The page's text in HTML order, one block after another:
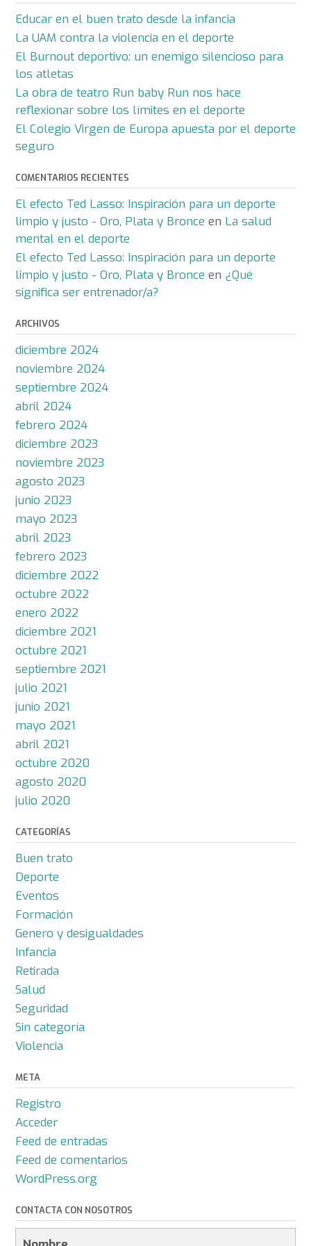
Educar en el buen trato desde la infancia
La UAM contra la violencia en el deporte
El Burnout deportivo: un enemigo silencioso para
los atletas
La obra de teatro Run baby Run nos hace
reflexionar sobre los límites en el deporte
El Colegio Virgen de Europa apuesta por el deporte
seguro
COMENTARIOS RECIENTES
El efecto Ted Lasso: Inspiración para un deporte
limpio y justo - Oro, Plata y Bronce en La salud
mental en el deporte
El efecto Ted Lasso: Inspiración para un deporte
limpio y justo - Oro, Plata y Bronce en ¿Qué
significa ser entrenador/a?
ARCHIVOS
diciembre 2024
noviembre 2024
septiembre 2024
abril 2024
febrero 2024
diciembre 2023
noviembre 2023
agosto 2023
junio 2023
mayo 2023
abril 2023
febrero 2023
diciembre 2022
octubre 2022
enero 2022
diciembre 2021
octubre 2021
septiembre 2021
julio 2021
junio 2021
mayo 2021
abril 2021
octubre 2020
agosto 2020
julio 2020
CATEGORÍAS
Buen trato
Deporte
Eventos
Formación
Genero y desigualdades
Infancia
Retirada
Salud
Seguridad
Sin categoría
Violencia
META
Registro
Acceder
Feed de entradas
Feed de comentarios
WordPress.org
CONTACTA CON NOSOTROS